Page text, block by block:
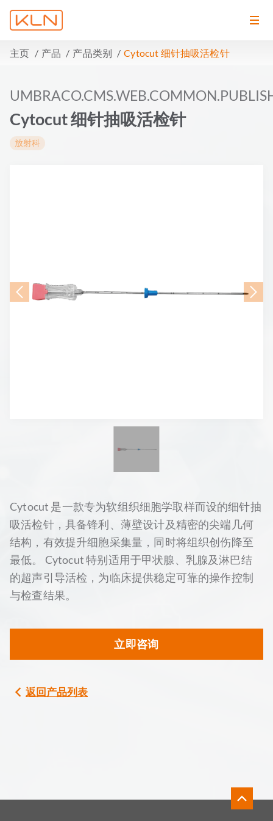
主页 产品 产品类别 Cytocut 细针抽吸活检针
Cytocut 细针抽吸活检针
放射科
Cytocut 是一款专为软组织细胞学取样而设的细针抽
吸活检针，具备锋利、薄壁设计及精密的尖端几何
结构，有效提升细胞采集量，同时将组织创伤降至
最低。 Cytocut 特别适用于甲状腺、乳腺及淋巴结
的超声引导活检，为临床提供稳定可靠的操作控制
与检查结果。
立即咨询
返回产品列表